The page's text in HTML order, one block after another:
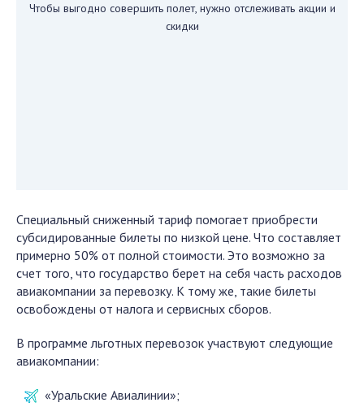
Чтобы выгодно совершить полет, нужно отслеживать акции и
скидки
Специальный сниженный тариф помогает приобрести
субсидированные билеты по низкой цене. Что составляет
примерно 50% от полной стоимости. Это возможно за
счет того, что государство берет на себя часть расходов
авиакомпании за перевозку. К тому же, такие билеты
освобождены от налога и сервисных сборов.
В программе льготных перевозок участвуют следующие
авиакомпании:
«Уральские Авиалинии»;